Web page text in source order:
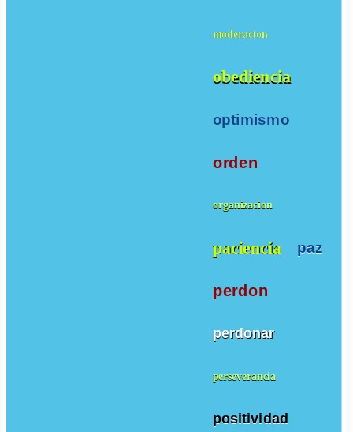
moderacion
obediencia
optimismo
orden
organizacion
paciencia paz
perdon
perdonar
perseverancia
positividad